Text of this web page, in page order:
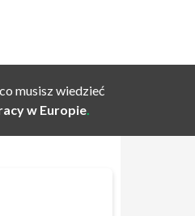
musisz wiedzieć
w Europie.